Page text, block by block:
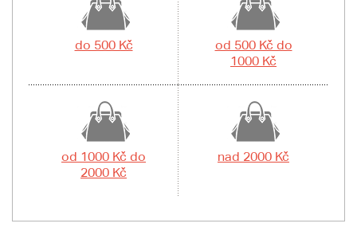
do 500 Kč
od 500 Kč do
1000 Kč
od 1000 Kč do
2000 Kč
nad 2000 Kč